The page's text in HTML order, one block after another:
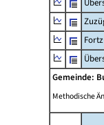
Gemeinde:
Methodische